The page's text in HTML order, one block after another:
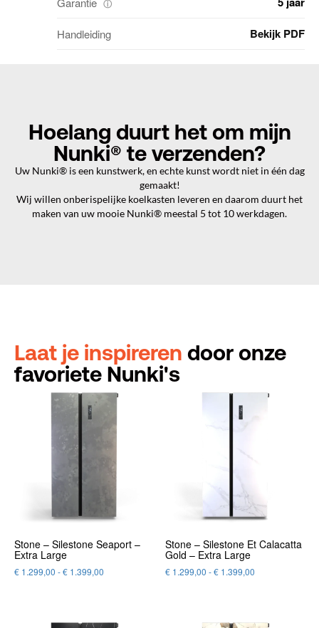
ⓘ
Handleiding Bekijk PDF
Hoelang duurt het om mijn
Nunki® te verzenden?
Uw Nunki® is een kunstwerk, en echte kunst wordt niet in één dag
gemaakt!
Wij willen onberispelijke koelkasten leveren en daarom duurt het
maken van uw mooie Nunki® meestal 5 tot 10 werkdagen.
Laat je inspireren door onze
favoriete Nunki's
Stone – Silestone Seaport –
Extra Large
€ 1.299,00 -€ 1.399,00
Stone – Silestone Et Calacatta
Gold – Extra Large
€ 1.299,00 -€ 1.399,00